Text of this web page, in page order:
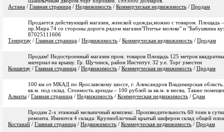
Астана / Главная страница / Недвижимость / Коммерческая недвижимость / Продам
Продается действующий магазин, женской одежды,можно с товаром. Площадь
пр.Мира 74 со стороны дороги.рядом магазин"Птичье молоко" и "Бабушкина
87025111606
Темиртау / Главная страница / Недвижимость / Коммерческая недвижимость / Продам
Продам! Недостроенный магазин пром. товаров Площадь 125 метров
материал на крышу. Гр. Щучинск, район Институт. 32 у.е. Торг уместен
Кокшетау / Главная страница / Недвижимость / Коммерческая недвижимость / Продам
100 км от МКАД по Ярославскому шоссе, г. Александров Владимирская
кв.м. под склад. Стоимость аренды – 100 рублей за кв.м. в месяц. Также
Алматы / Главная страница / Недвижимость / Коммерческая недвижимость / Сдам
Продам 2-х этажный мельничный комплекс. Производительность 60 тонн в
ремонта. Имеются 4 склада: Крупноблочный крытый шифером склад общей
Костанай / Главная страница / Недвижимость / Коммерческая недвижимость / Продам